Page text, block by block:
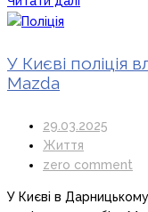
У Києві поліція
Mazda
29.03.2025
Життя
zero comment
У Києві в